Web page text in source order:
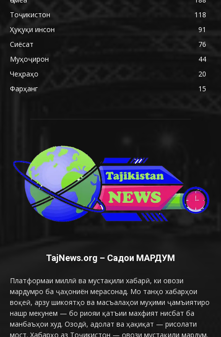
Тоҷикистон
118
Ҳуқуқи инсон
91
Сиёсат
76
Муҳоҷирон
44
Чеҳраҳо
20
Фарҳанг
15
TajNews.org – Садои МАРДУМ
Платформаи миллӣ ва мустақили хабарӣ, ки овози
мардумро ба ҷаҳониён мерасонад. Мо танҳо хабарҳои
воқеӣ, арзу шикоятҳо ва масъалаҳои муҳими ҷамъиятиро
нашр мекунем — бо риояи қатъии махфият нисбат ба
манбаъҳои худ. Озодӣ, адолат ва ҳақиқат — рисолати
мост. Хабарҳо аз Тоҷикистон — овози мустақили мардум.